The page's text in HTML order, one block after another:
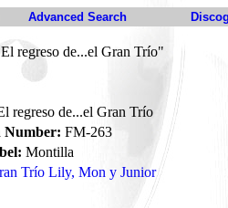
Advanced Search
regreso de...el Gran Trío"
regreso de...el Gran Trío
Number: FM-263
Montilla
Trío Lily, Mon y Junior